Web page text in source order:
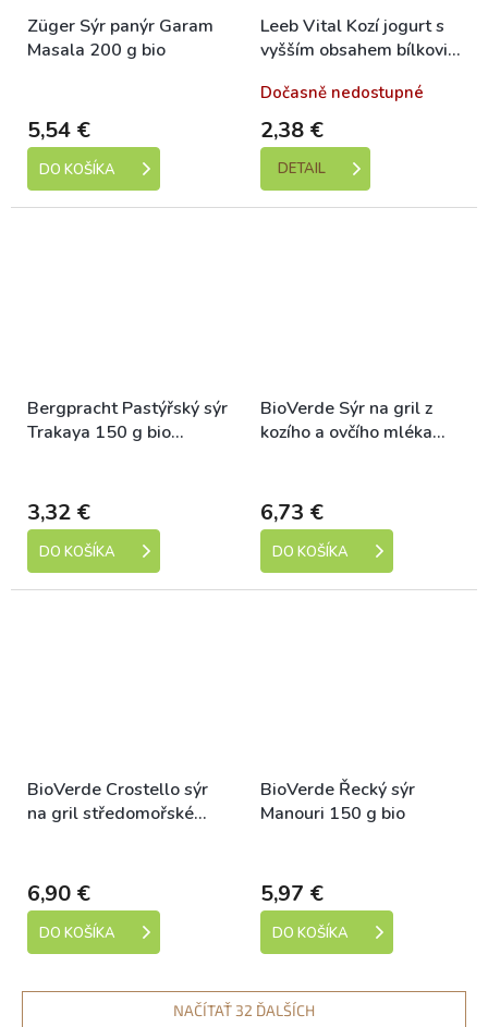
Züger Sýr panýr Garam
Masala 200 g bio
5,54 €
DO KOŠÍKA
Leeb Vital Kozí jogurt s
vyšším obsahem bílkovin
Dočasně nedostupné
2,38 €
DETAIL
Bergpracht Pastýřský sýr
Trakaya 150 g bio
3,32 €
DO KOŠÍKA
BioVerde Sýr na gril z
kozího a ovčího mléka
6,73 €
DO KOŠÍKA
BioVerde Crostello sýr
na gril středomořské
6,90 €
DO KOŠÍKA
BioVerde Řecký sýr
Manouri 150 g bio
5,97 €
DO KOŠÍKA
NAČÍTAŤ 32 ĎALŠÍCH